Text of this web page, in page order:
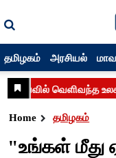
தமிழகம் அரசியல்
Home தமிழகம்
"உங்கள் மீது